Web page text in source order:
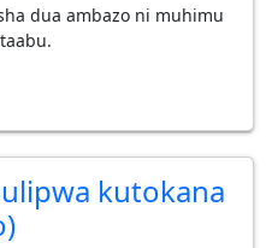
dua ambazo ni muhimu
kutokana